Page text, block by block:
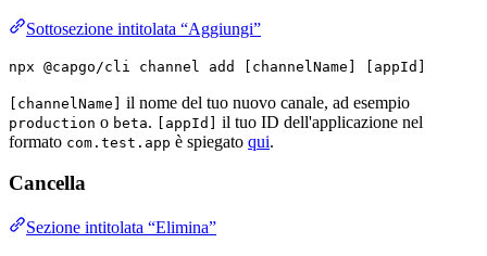
Sottosezione intitolata “Aggiungi”
npx @capgo/cli channel add [channelName] [appId]
[channelName] il nome del tuo nuovo canale, ad esempio
production o beta. [appId] il tuo ID dell'applicazione nel
formato com.test.app è spiegato qui.
Cancella
Sezione intitolata “Elimina”